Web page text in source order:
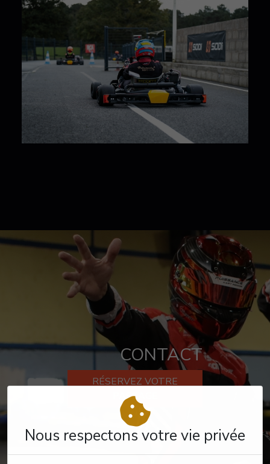
Nous respectons votre vie privée
CONTACT
RÉSERVEZ VOTRE
PASSAGE